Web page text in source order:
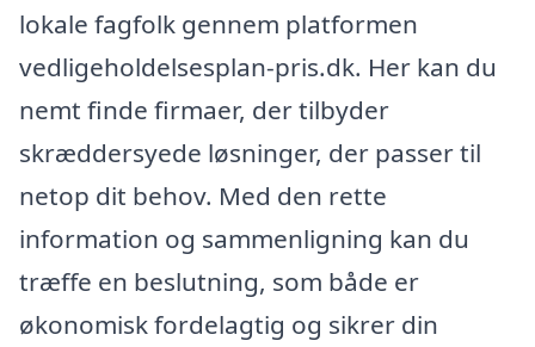
lokale fagfolk gennem platformen
vedligeholdelsesplan-pris.dk. Her kan du
nemt finde firmaer, der tilbyder
skræddersyede løsninger, der passer til
netop dit behov. Med den rette
information og sammenligning kan du
træffe en beslutning, som både er
økonomisk fordelagtig og sikrer din